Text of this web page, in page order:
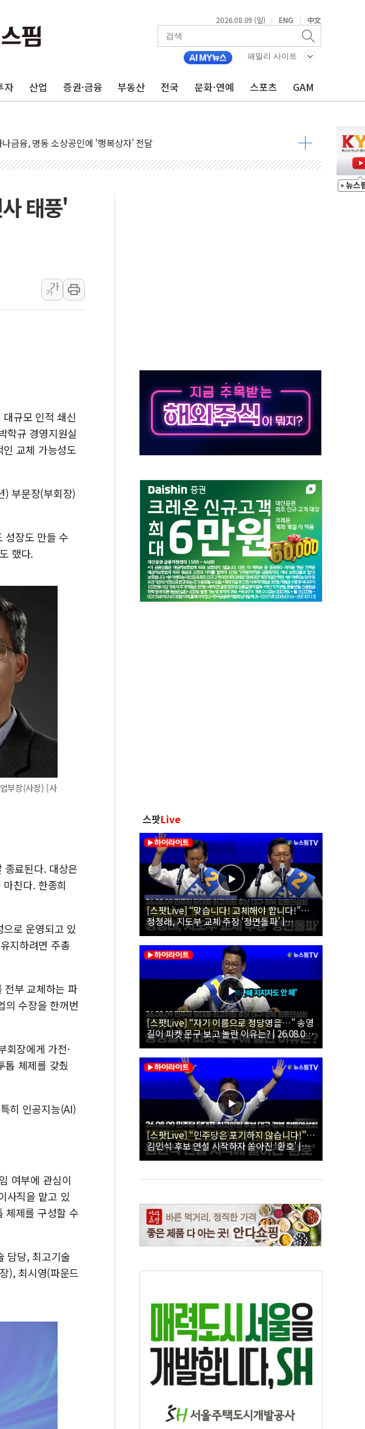
2026.08.09 (일) | ENG | 中文
패밀리 사이트
자 산업 증권·금융 부동산 전국 문화·연예 스포츠 GAM
재헌 CEO, SKT 장기고객 400명 맞이…"마음 잇는 시간 되길"
천시 광복절 현수막 '태극기 거꾸로' 논란…이틀만에 철거
무청, 보충역 전면 손질… 예술·체육요원 최대 33% 감축
병·이해민 의원, '정부 특사'로 콜롬비아 대통령 취임식 참석
우·산사태 주의보' 울진 시간당 30mm 강한 비...호우 피해 없어
與 "세제개편안 8월 말 당정 조율 완료…초고가·비거주 1주택 등 여론 수렴"
고속도로서 차량 4대 연쇄 추돌…7세 남아 등 4명 부상
롯데백화점, 앰배서더 2기 모집…지역 크리에이터 확대
한수원 "폭염 속 전력수급 이상무"…김회천 사장, 원전 현장점검
형수 의원 '선관위 견제·감독 강화' 2개 법 대표 발의
동혁, 李 대통령에 "결혼 페널티 만든 건 이 정권…신생아 특례 대출까지 줄여"
태풍'
가
가
규모 인적 쇄신
학규 경영지원실
교체 가능성도
) 부문장(부회장)
성장도 만들 수
했다.
부장(사장) [사
종료된다. 대상은
친다. 한종희
로 운영되고 있
지하려면 주총
전부 교체하는 파
의 수장을 한꺼번
회장에게 가전·
톱 체제를 갖췄
히 인공지능(AI)
여부에 관심이
사직을 맡고 있
체제를 구성할 수
담당, 최고기술
), 최시영(파운드
스팟Live
[스팟Live] “맞습니다! 교체해야 합니다!”…
정청래, 지도부 교체 주장 ‘정면돌파’ |
26.08.09 더불어민주당 당대표·최고위원 후
보 대구·경북 합동연설회
[스팟Live] “자기 이름으로 정당명을…” 송영
길이 피켓 문구 보고 놀란 이유는? | 26.08.09
더불어민주당 당대표·최고위원 후보 대구·경
북 합동연설회
[스팟Live] “민주당은 포기하지 않습니다!”…
김민석 후보 연설 시작하자 쏟아진 ‘환호’ |
26.08.09 더불어민주당 당대표·최고위원 후